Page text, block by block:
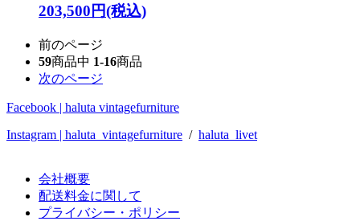
203,500円(税込)
前のページ
59商品中 1-16商品
次のページ
Facebook | haluta vintagefurniture
Instagram | haluta_vintagefurniture / haluta_livet
会社概要
配送料金に関して
プライバシー・ポリシー